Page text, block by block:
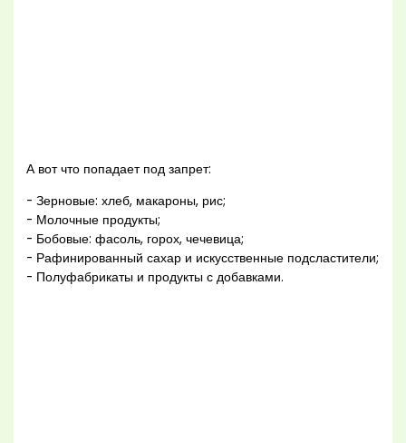
А вот что попадает под запрет:
- Зерновые: хлеб, макароны, рис;
- Молочные продукты;
- Бобовые: фасоль, горох, чечевица;
- Рафинированный сахар и искусственные подсластители;
- Полуфабрикаты и продукты с добавками.